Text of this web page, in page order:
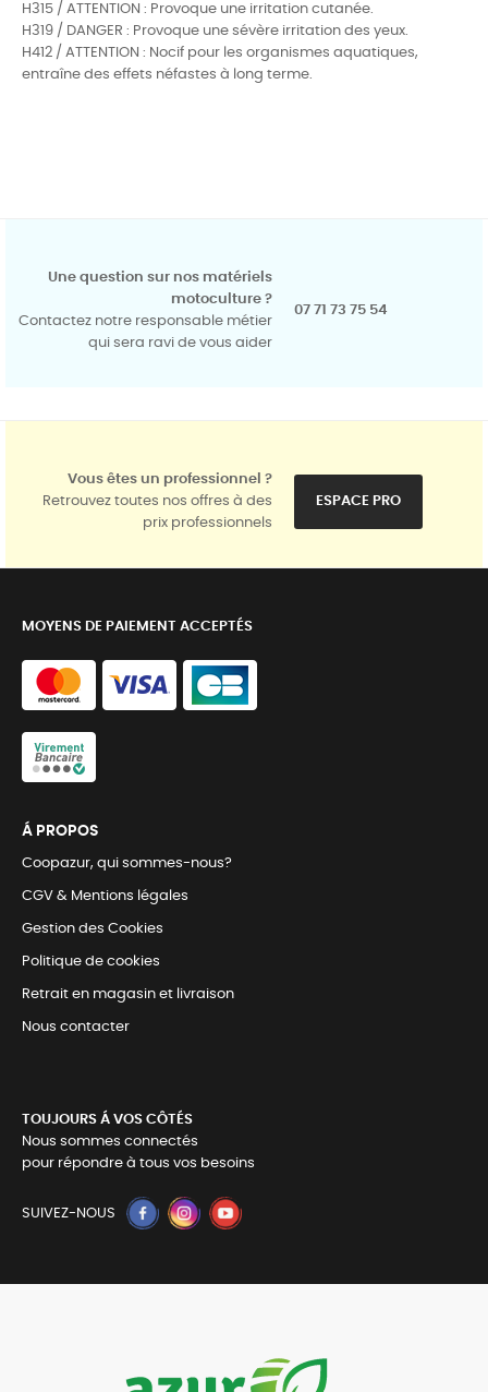
H315 / ATTENTION : Provoque une irritation cutanée.
H319 / DANGER : Provoque une sévère irritation des yeux.
H412 / ATTENTION : Nocif pour les organismes aquatiques,
entraîne des effets néfastes à long terme.
Une question sur nos matériels
motoculture ?
Contactez notre responsable métier
qui sera ravi de vous aider
07 71 73 75 54
Vous êtes un professionnel ?
Retrouvez toutes nos offres à des
prix professionnels
ESPACE PRO
MOYENS DE PAIEMENT ACCEPTÉS
Á PROPOS
Coopazur, qui sommes-nous?
CGV & Mentions légales
Gestion des Cookies
Politique de cookies
Retrait en magasin et livraison
Nous contacter
TOUJOURS Á VOS CÔTÉS
Nous sommes connectés
pour répondre à tous vos besoins
SUIVEZ-NOUS